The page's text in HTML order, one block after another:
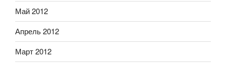
Май 2012
Апрель 2012
Март 2012